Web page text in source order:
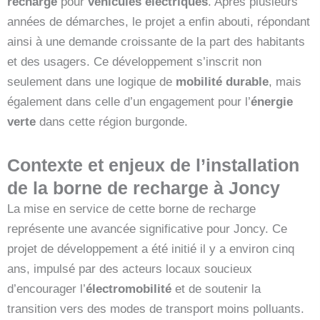
années de démarches, le projet a enfin abouti, répondant
ainsi à une demande croissante de la part des habitants
et des usagers. Ce développement s’inscrit non
seulement dans une logique de mobilité durable, mais
également dans celle d’un engagement pour l’énergie
verte dans cette région burgonde.
Contexte et enjeux de l’installation
de la borne de recharge à Joncy
La mise en service de cette borne de recharge
représente une avancée significative pour Joncy. Ce
projet de développement a été initié il y a environ cinq
ans, impulsé par des acteurs locaux soucieux
d’encourager l’électromobilité et de soutenir la
transition vers des modes de transport moins polluants.